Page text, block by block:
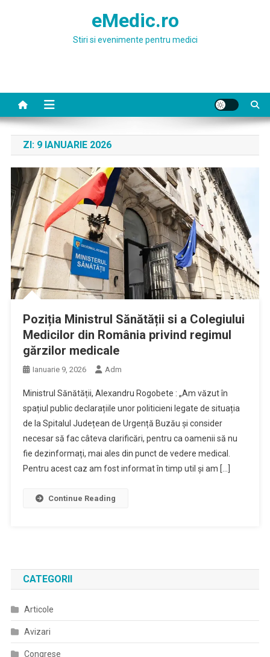
eMedic.ro
Stiri si evenimente pentru medici
ZI: 9 IANUARIE 2026
Poziția Ministrul Sănătății si a Colegiului
Medicilor din România privind regimul
gărzilor medicale
Ianuarie 9, 2026 Adm
Ministrul Sănătății, Alexandru Rogobete : „Am văzut în
spațiul public declarațiile unor politicieni legate de situația
de la Spitalul Județean de Urgență Buzău și consider
necesar să fac câteva clarificări, pentru ca oamenii să nu
fie dezinformați, mai ales din punct de vedere medical.
Pentru acest caz am fost informat în timp util și am […]
Continue Reading
CATEGORII
Articole
Avizari
Congrese